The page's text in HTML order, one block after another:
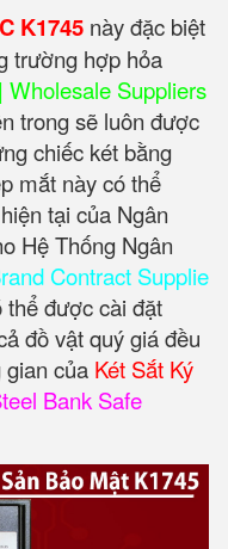
K1745 này đặc biệt
trường hợp hỏa
Wholesale Suppliers
trong sẽ luôn được
chiếc két bằng
mắt này có thể
tại của Ngân
Hệ Thống Ngân
Contract Supplie
thể được cài đặt
đồ vật quý giá đều
của Két Sắt Ký
Bank Safe